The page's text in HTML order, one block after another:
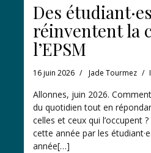
Des
réinventent la
l’EPSM
16 juin 2026 Jade Tourmez
Allonnes, juin 2026.
du quotidien tout en
celles et ceux qui l’occupent
cette année par les
année[…]